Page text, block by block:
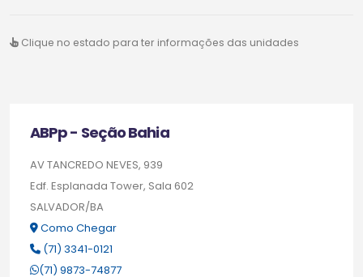
Clique no estado para ter informações das unidades
ABPp - Seção Bahia
AV TANCREDO NEVES, 939
Edf. Esplanada Tower, Sala 602
SALVADOR/BA
Como Chegar
(71) 3341-0121
(71) 9873-74877